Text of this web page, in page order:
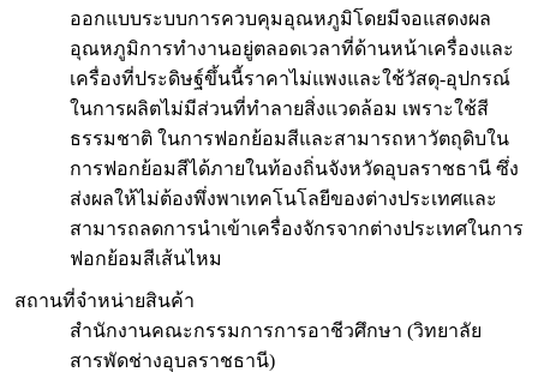
ออกแบบระบบการควบคุมอุณหภูมิโดยมีจอแสดงผล
อุณหภูมิการทำงานอยู่ตลอดเวลาที่ด้านหน้าเครื่องและ
เครื่องที่ประดิษฐ์ขึ้นนี้ราคาไม่แพงและใช้วัสดุ-อุปกรณ์
ในการผลิตไม่มีส่วนที่ทำลายสิ่งแวดล้อม เพราะใช้สี
ธรรมชาติ ในการฟอกย้อมสีและสามารถหาวัตถุดิบใน
การฟอกย้อมสีได้ภายในท้องถิ่นจังหวัดอุบลราชธานี ซึ่ง
ส่งผลให้ไม่ต้องพึ่งพาเทคโนโลยีของต่างประเทศและ
สามารถลดการนำเข้าเครื่องจักรจากต่างประเทศในการ
ฟอกย้อมสีเส้นไหม
สถานที่จำหน่ายสินค้า
สำนักงานคณะกรรมการการอาชีวศึกษา (วิทยาลัย
สารพัดช่างอุบลราชธานี)